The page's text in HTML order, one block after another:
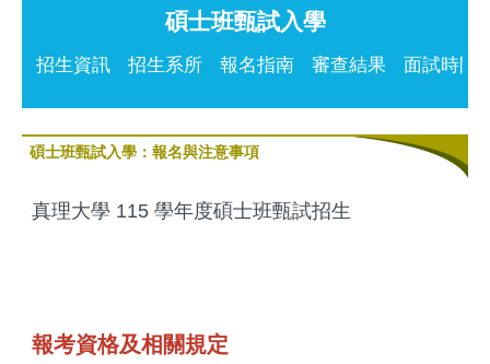
碩士班甄試入學
招生資訊 招生系所 報名指南 審查結果 面試時間
碩士班甄試入學：報名與注意事項
真理大學 115 學年度碩士班甄試招生
報考資格及相關規定